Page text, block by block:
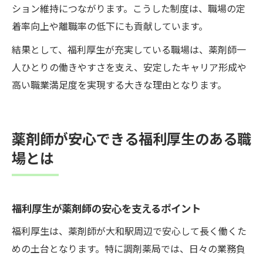
ション維持につながります。こうした制度は、職場の定
着率向上や離職率の低下にも貢献しています。
結果として、福利厚生が充実している職場は、薬剤師一
人ひとりの働きやすさを支え、安定したキャリア形成や
高い職業満足度を実現する大きな理由となります。
薬剤師が安心できる福利厚生のある職
場とは
福利厚生が薬剤師の安心を支えるポイント
福利厚生は、薬剤師が大和駅周辺で安心して長く働くた
めの土台となります。特に調剤薬局では、日々の業務負